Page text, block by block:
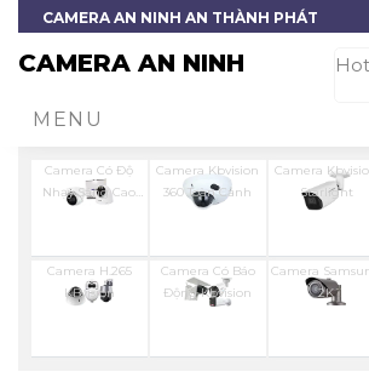
CAMERA AN NINH AN THÀNH PHÁT
CAMERA AN NINH
MENU
Camera Có Độ
Nhạy Sáng Cao
Camera Kbvision
360 Toàn Cảnh
Camera
Starlight
Camera H.265
KBvision
Camera Có Báo
Động Kbvision
Camera
2K